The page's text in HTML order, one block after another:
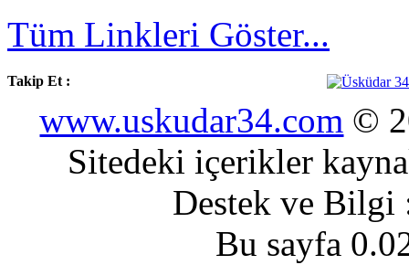
Tüm Linkleri Göster...
Takip Et :
www.uskudar34.com ©
Sitedeki içerikler
Destek ve
Bu sayfa